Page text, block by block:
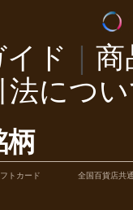
ド
商
法につ
柄
トカード 全国百貨店共